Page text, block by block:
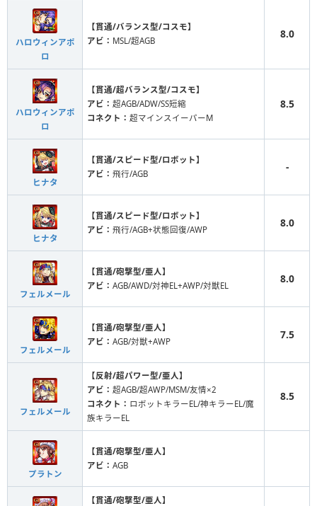
ハロウィンアポ
ロ
【貫通/バランス型/コスモ】
アビ： MSL/超AGB
8.0
ハロウィンアポ
ロ
【貫通/超バランス型/コスモ】
アビ： 超AGB/ADW/SS短縮
コネクト： 超マインスイーパーM
8.5
ヒナタ
【貫通/スピード型/ロボット】
アビ： 飛行/AGB
-
ヒナタ
【貫通/スピード型/ロボット】
アビ： 飛行/AGB+状態回復/AWP
8.0
フェルメール
【貫通/砲撃型/亜人】
アビ： AGB/AWD/対神EL+AWP/対獣EL
8.0
フェルメール
【貫通/砲撃型/亜人】
アビ： AGB/対獣+AWP
7.5
フェルメール
【反射/超パワー型/亜人】
アビ： 超AGB/超AWP/MSM/友情×2
コネクト： ロボットキラーEL/神キラーEL/魔
族キラーEL
8.5
プラトン
【貫通/砲撃型/亜人】
アビ： AGB
【貫通/砲撃型/亜人】